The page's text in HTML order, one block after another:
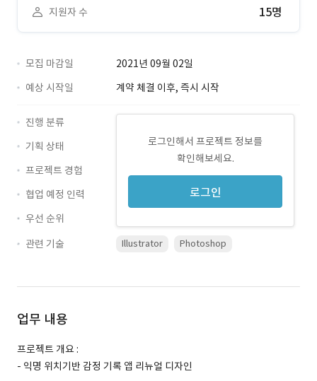
지원자 수 15명
모집 마감일
2021년 09월 02일
예상 시작일
계약 체결 이후, 즉시 시작
로그인해서 프로젝트 정보를
확인해보세요.
로그인
진행 분류
기획 상태
프로젝트 경험
협업 예정 인력
우선 순위
관련 기술
Illustrator Photoshop
업무 내용
프로젝트 개요 :
- 익명 위치기반 감정 기록 앱 리뉴얼 디자인